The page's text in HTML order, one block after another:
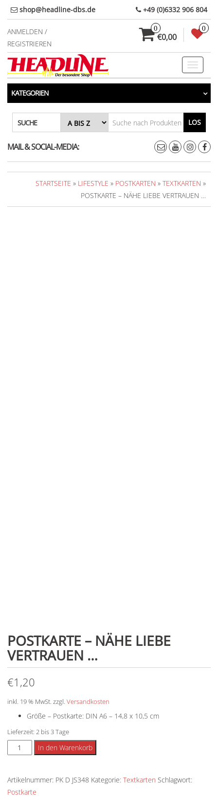
Direkt
zum
Inhalt
shop@headline-dbs.de +49 (0)6332 906 804
ANMELDEN /
REGISTRIEREN
0
€0,00
0
Toggle
KATEGORIEN
SUCHE LOS
MAIL & SOCIAL-MEDIA:
STARTSEITE » LIFESTYLE » POSTKARTEN » TEXTKARTEN »
POSTKARTE – NÄHE LIEBE VERTRAUEN …
POSTKARTE – NÄHE LIEBE
VERTRAUEN …
€1,20
inkl. 19 % MwSt. zzgl. Versandkosten
Größe – Postkarte: DIN A6 – 14,8 x 10,5 cm
Lieferzeit: 2 bis 3 Tage
Postkarte
-
Liebe
Vertrauen
In den Warenkorb
Artikelnummer: PK D JS348 Kategorie: Textkarten Schlagwort:
Postkarte